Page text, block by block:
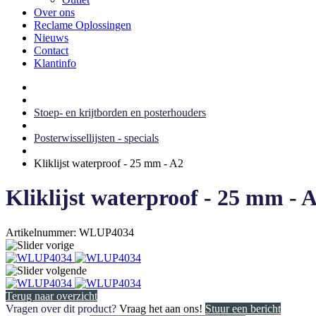
Over ons
Reclame Oplossingen
Nieuws
Contact
Klantinfo
Stoep- en krijtborden en posterhouders
Posterwissellijsten - specials
Kliklijst waterproof - 25 mm - A2
Kliklijst waterproof - 25 mm -
Artikelnummer: WLUP4034
Terug naar overzicht
Vragen over dit product? Vraag het aan ons! Stuur een bericht